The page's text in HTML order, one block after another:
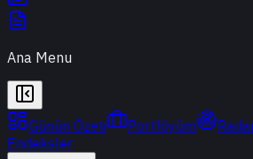
Ana Menu
Günün Özeti Portföyüm
Endeksler